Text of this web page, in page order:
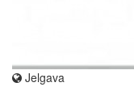
Jelgava